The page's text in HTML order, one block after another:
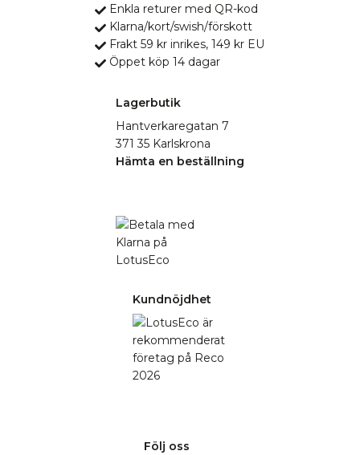
Enkla returer med QR-kod
Klarna/kort/swish/förskott
Frakt 59 kr inrikes, 149 kr EU
Öppet köp 14 dagar
Lagerbutik
Hantverkaregatan 7
371 35 Karlskrona
Hämta en beställning
Kundnöjdhet
Följ oss